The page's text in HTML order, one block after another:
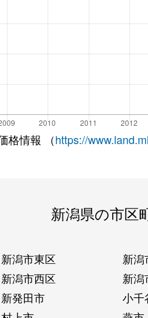
格情報 （https://
新潟県の市区
新潟市東区 新潟
新潟市西区 新潟
新発田市 小千